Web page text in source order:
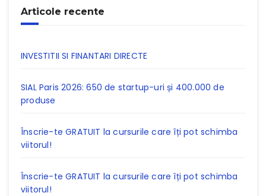
Articole recente
INVESTITII SI FINANTARI DIRECTE
SIAL Paris 2026: 650 de startup-uri și 400.000 de
produse
Înscrie-te GRATUIT la cursurile care îți pot schimba
viitorul!
Înscrie-te GRATUIT la cursurile care îți pot schimba
viitorul!